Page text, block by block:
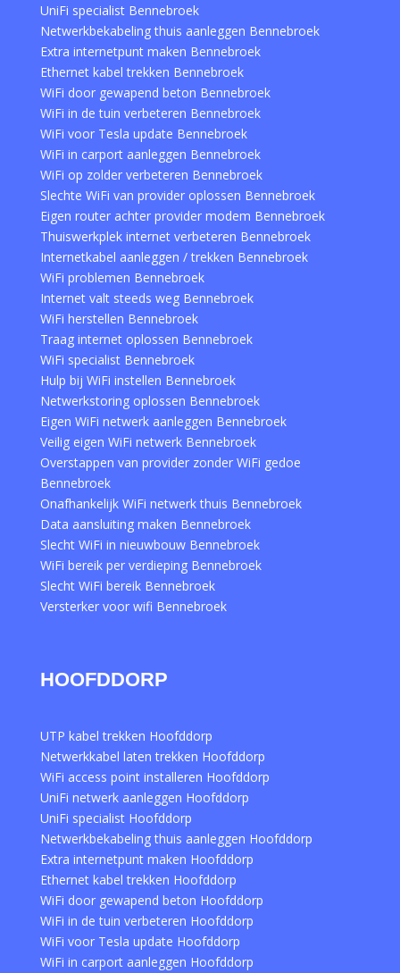
UniFi specialist Bennebroek
Netwerkbekabeling thuis aanleggen Bennebroek
Extra internetpunt maken Bennebroek
Ethernet kabel trekken Bennebroek
WiFi door gewapend beton Bennebroek
WiFi in de tuin verbeteren Bennebroek
WiFi voor Tesla update Bennebroek
WiFi in carport aanleggen Bennebroek
WiFi op zolder verbeteren Bennebroek
Slechte WiFi van provider oplossen Bennebroek
Eigen router achter provider modem Bennebroek
Thuiswerkplek internet verbeteren Bennebroek
Internetkabel aanleggen / trekken Bennebroek
WiFi problemen Bennebroek
Internet valt steeds weg Bennebroek
WiFi herstellen Bennebroek
Traag internet oplossen Bennebroek
WiFi specialist Bennebroek
Hulp bij WiFi instellen Bennebroek
Netwerkstoring oplossen Bennebroek
Eigen WiFi netwerk aanleggen Bennebroek
Veilig eigen WiFi netwerk Bennebroek
Overstappen van provider zonder WiFi gedoe
Bennebroek
Onafhankelijk WiFi netwerk thuis Bennebroek
Data aansluiting maken Bennebroek
Slecht WiFi in nieuwbouw Bennebroek
WiFi bereik per verdieping Bennebroek
Slecht WiFi bereik Bennebroek
Versterker voor wifi Bennebroek
HOOFDDORP
UTP kabel trekken Hoofddorp
Netwerkkabel laten trekken Hoofddorp
WiFi access point installeren Hoofddorp
UniFi netwerk aanleggen Hoofddorp
UniFi specialist Hoofddorp
Netwerkbekabeling thuis aanleggen Hoofddorp
Extra internetpunt maken Hoofddorp
Ethernet kabel trekken Hoofddorp
WiFi door gewapend beton Hoofddorp
WiFi in de tuin verbeteren Hoofddorp
WiFi voor Tesla update Hoofddorp
WiFi in carport aanleggen Hoofddorp